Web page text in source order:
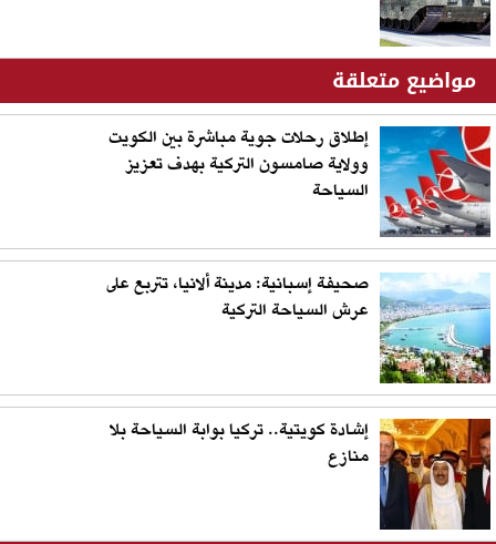
مواضيع متعلقة
إطلاق رحلات جوية مباشرة بين الكويت
وولاية صامسون التركية بهدف تعزيز
السياحة
صحيفة إسبانية: مدينة ألانيا، تتربع على
عرش السياحة التركية
إشادة كويتية.. تركيا بوابة السياحة بلا
منازع